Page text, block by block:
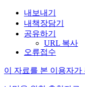
내보내기
내책장담기
공유하기
URL 복사
오류접수
이 자료를 본 이용자가